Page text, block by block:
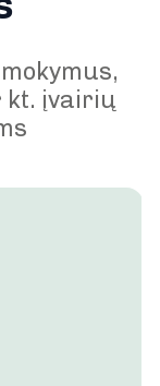
kt. įvairių